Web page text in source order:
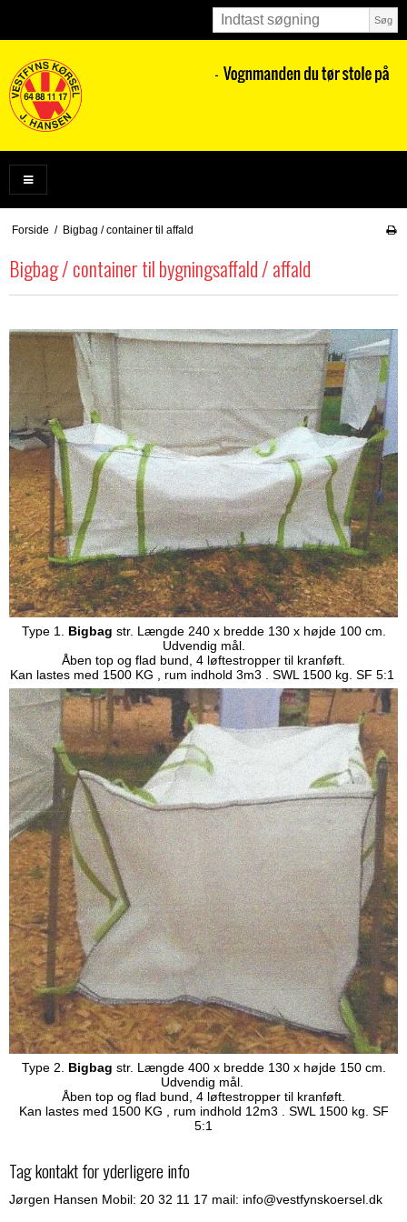
Søg
Forside / Bigbag / container til affald
Bigbag / container til bygningsaffald / affald
Type 1. Bigbag str. Længde 240 x bredde 130 x højde 100 cm.
Udvendig mål.
Åben top og flad bund, 4 løftestropper til kranføft.
Kan lastes med 1500 KG , rum indhold 3m3 . SWL 1500 kg. SF 5:1
Type 2. Bigbag str. Længde 400 x bredde 130 x højde 150 cm.
Udvendig mål.
Åben top og flad bund, 4 løftestropper til kranføft.
Kan lastes med 1500 KG , rum indhold 12m3 . SWL 1500 kg. SF
5:1
Tag kontakt for yderligere info
Jørgen Hansen Mobil: 20 32 11 17 mail: info@vestfynskoersel.dk